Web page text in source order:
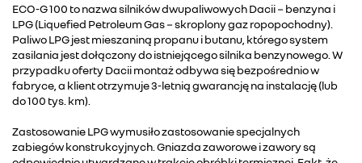
ECO-G 100 to nazwa silników dwupaliwowych Dacii − benzyna i
LPG (Liquefied Petroleum Gas − skroplony gaz ropopochodny).
Paliwo LPG jest mieszaniną propanu i butanu, którego system
zasilania jest dołączony do istniejącego silnika benzynowego. W
przypadku oferty Dacii montaż odbywa się bezpośrednio w
fabryce, a klient otrzymuje 3-letnią gwarancję na instalację (lub
do 100 tys. km).
Zastosowanie LPG wymusiło zastosowanie specjalnych
zabiegów konstrukcyjnych. Gniazda zaworowe i zawory są